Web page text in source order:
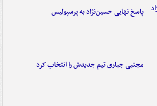
پاسخ نهایی حسین‌نژاد به پرسپولیس
مجتبی جباری تیم جدیدش را انتخاب کرد